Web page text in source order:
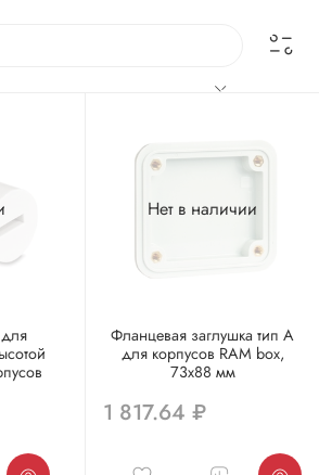
Нет в наличии
Фланцевая заглушка тип А
для корпусов RAM box,
73x88 мм
1 817.64 ₽